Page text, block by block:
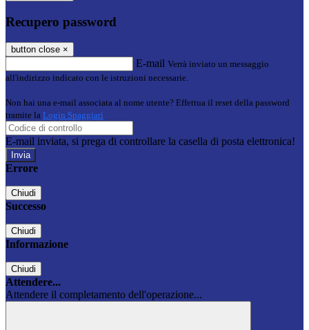
Recupero password
button close ×
E-mail Verrà inviato un messaggio
all'indirizzo indicato con le istruzioni necessarie.
Non hai una e-mail associata al nome utente? Effettua il reset della password
tramite la Login Spaggiari
E-mail inviata, si prega di controllare la casella di posta elettronica!
Errore
Chiudi
Successo
Chiudi
Informazione
Chiudi
Attendere...
Attendere il completamento dell'operazione...